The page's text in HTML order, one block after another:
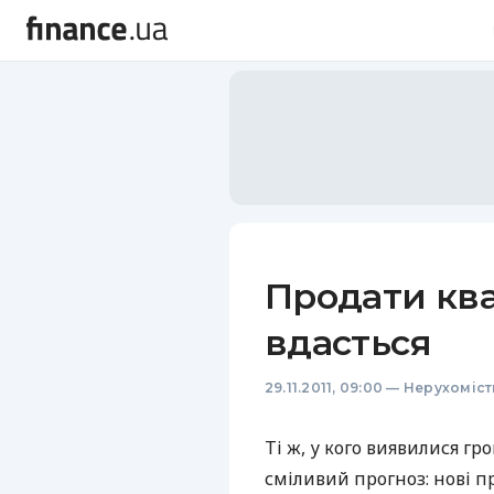
Продати
вдасться
29.11.2011, 09:00 —
Ті ж, у кого виявилися
сміливий прогноз: нові